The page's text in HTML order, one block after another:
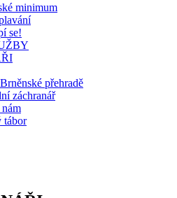
minimum
se!
přehradě
záchranář
tábor